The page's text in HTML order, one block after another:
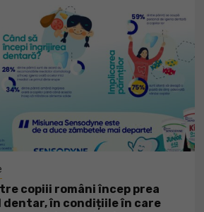
copiii români încep prea
în condițiile în care